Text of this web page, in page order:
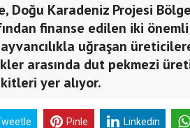
Doğu Karadeniz Projesi
finanse edilen iki
uğraşan
arasında dut pekmezi
kitleri yer alıyor.
Pinle Linkedin